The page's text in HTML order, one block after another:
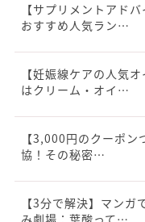
【サプリメントアド
おすすめ人気ラン…
【妊娠線ケアの人気
はクリーム・オイ…
【3,000円のクーポ
協！その秘密…
【3分で解決】マンガ